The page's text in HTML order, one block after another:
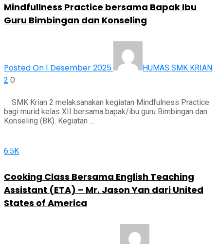
Mindfullness Practice bersama Bapak Ibu
Guru Bimbingan dan Konseling
Posted On 1 Desember 2025
HUMAS SMK KRIAN
2 0
SMK Krian 2 melaksanakan kegiatan Mindfulness Practice
bagi murid kelas XII bersama bapak/ibu guru Bimbingan dan
Konseling (BK). Kegiatan …
6.5K
Cooking Class Bersama English Teaching
Assistant (ETA) – Mr. Jason Yan dari United
States of America